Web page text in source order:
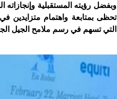
وبفضل رؤيته المستقبلية
تحظى بمتابعة واهتمام متزايدين في
التي تسهم في رسم ملامح الجيل